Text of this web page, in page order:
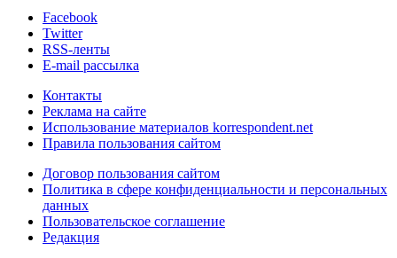
Facebook
Twitter
RSS-ленты
E-mail рассылка
Контакты
Реклама на сайте
Использование материалов korrespondent.net
Правила пользования сайтом
Договор пользования сайтом
Политика в сфере конфиденциальности и персональных
данных
Пользовательское соглашение
Редакция